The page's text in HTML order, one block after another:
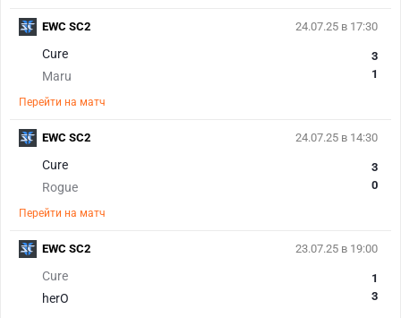
24.07.25 в 17:30
Cure
Maru
3
1
Перейти на матч
EWC SC2
24.07.25 в 14:30
Cure
Rogue
3
0
Перейти на матч
EWC SC2
23.07.25 в 19:00
Cure
herO
1
3
EWC SC2